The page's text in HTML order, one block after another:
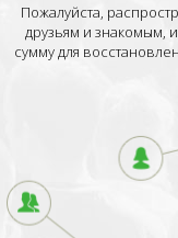
Пожалуйста,
друзьям и знакомым,
сумму для